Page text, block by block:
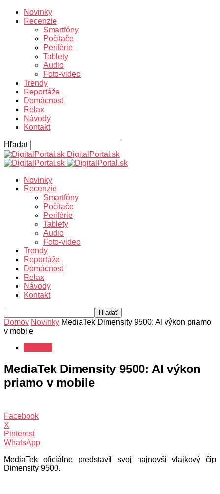
Novinky
Recenzie
Smartfóny
Počítače
Periférie
Tablety
Audio
Foto-video
Trendy
Reportáže
Domácnosť
Relax
Návody
Kontakt
Hľadať
DigitalPortal.sk
Novinky
Recenzie
Smartfóny
Počítače
Periférie
Tablety
Audio
Foto-video
Trendy
Reportáže
Domácnosť
Relax
Návody
Kontakt
Domov Novinky MediaTek Dimensity 9500: AI výkon priamo
v mobile
MediaTek Dimensity 9500: AI výkon
priamo v mobile
Facebook
X
Pinterest
WhatsApp
MediaTek oficiálne predstavil svoj najnovší vlajkový čip
Dimensity 9500.